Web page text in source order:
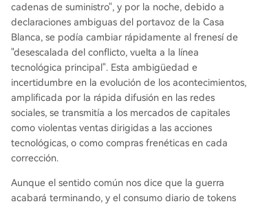
cadenas de suministro", y por la noche, debido a
declaraciones ambiguas del portavoz de la Casa
Blanca, se podía cambiar rápidamente al frenesí de
"desescalada del conflicto, vuelta a la línea
tecnológica principal". Esta ambigüedad e
incertidumbre en la evolución de los acontecimientos,
amplificada por la rápida difusión en las redes
sociales, se transmitía a los mercados de capitales
como violentas ventas dirigidas a las acciones
tecnológicas, o como compras frenéticas en cada
corrección.
Aunque el sentido común nos dice que la guerra
acabará terminando, y el consumo diario de tokens